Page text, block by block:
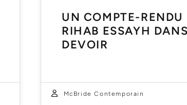
UN COMPTE-RENDU
RIHAB ESSAYH
DEVOIR
McBride Contemporain